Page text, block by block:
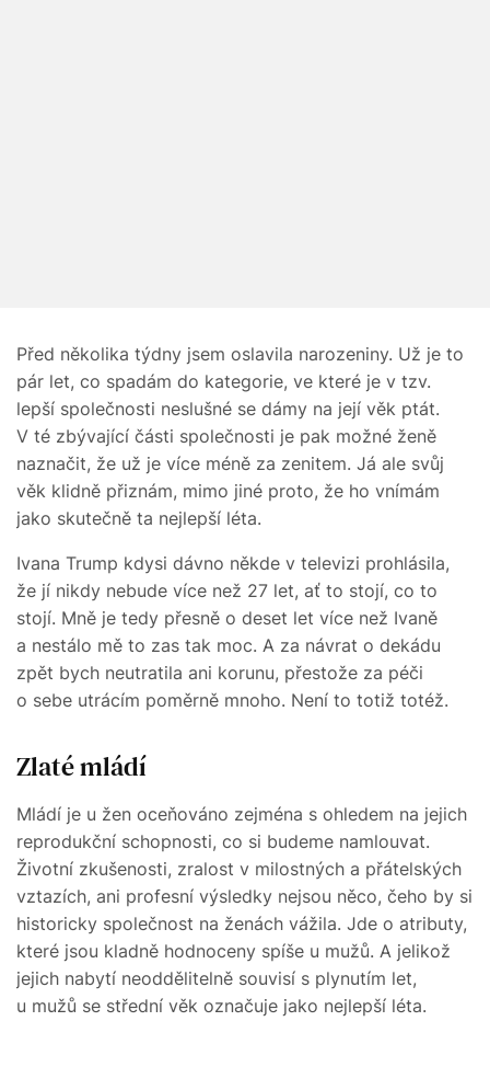
Před několika týdny jsem oslavila narozeniny. Už je to
pár let, co spadám do kategorie, ve které je v tzv.
lepší společnosti neslušné se dámy na její věk ptát.
V té zbývající části společnosti je pak možné ženě
naznačit, že už je více méně za zenitem. Já ale svůj
věk klidně přiznám, mimo jiné proto, že ho vnímám
jako skutečně ta nejlepší léta.
Ivana Trump kdysi dávno někde v televizi prohlásila,
že jí nikdy nebude více než 27 let, ať to stojí, co to
stojí. Mně je tedy přesně o deset let více než Ivaně
a nestálo mě to zas tak moc. A za návrat o dekádu
zpět bych neutratila ani korunu, přestože za péči
o sebe utrácím poměrně mnoho. Není to totiž totéž.
Zlaté mládí
Mládí je u žen oceňováno zejména s ohledem na jejich
reprodukční schopnosti, co si budeme namlouvat.
Životní zkušenosti, zralost v milostných a přátelských
vztazích, ani profesní výsledky nejsou něco, čeho by si
historicky společnost na ženách vážila. Jde o atributy,
které jsou kladně hodnoceny spíše u mužů. A jelikož
jejich nabytí neoddělitelně souvisí s plynutím let,
u mužů se střední věk označuje jako nejlepší léta.